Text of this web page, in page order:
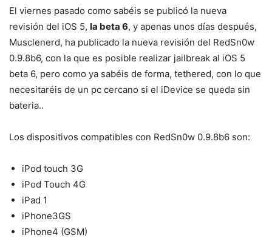
El viernes pasado como sabéis se publicó la nueva
revisión del iOS 5, la beta 6, y apenas unos días después,
Musclenerd, ha publicado la nueva revisión del RedSn0w
0.9.8b6, con la que es posible realizar jailbreak al iOS 5
beta 6, pero como ya sabéis de forma, tethered, con lo que
necesitaréis de un pc cercano si el iDevice se queda sin
bateria..
Los dispositivos compatibles con RedSn0w 0.9.8b6 son:
iPod touch 3G
iPod Touch 4G
iPad 1
iPhone3GS
iPhone4 (GSM)